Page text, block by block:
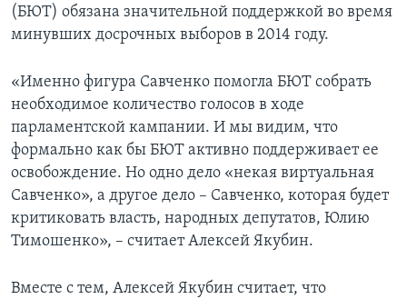
(БЮТ) обязана значительной поддержкой во время
минувших досрочных выборов в 2014 году.
«Именно фигура Савченко помогла БЮТ собрать
необходимое количество голосов в ходе
парламентской кампании. И мы видим, что
формально как бы БЮТ активно поддерживает ее
освобождение. Но одно дело «некая виртуальная
Савченко», а другое дело – Савченко, которая будет
критиковать власть, народных депутатов, Юлию
Тимошенко», – считает Алексей Якубин.
Вместе с тем, Алексей Якубин считает, что